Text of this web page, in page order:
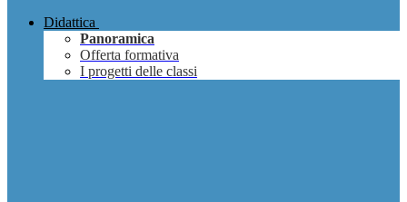
Didattica
Panoramica
Offerta formativa
I progetti delle classi